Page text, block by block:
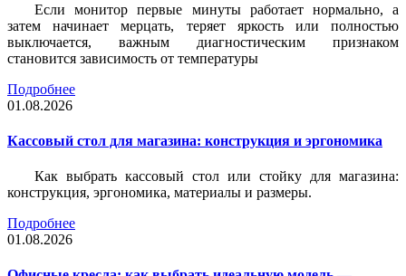
Если монитор первые минуты работает нормально, а
затем начинает мерцать, теряет яркость или полностью
выключается, важным диагностическим признаком
становится зависимость от температуры
Подробнее
01.08.2026
Кассовый стол для магазина: конструкция и эргономика
Как выбрать кассовый стол или стойку для магазина:
конструкция, эргономика, материалы и размеры.
Подробнее
01.08.2026